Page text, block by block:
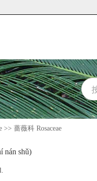
>> 蔷薇科 Rosaceae
nán shǔ)